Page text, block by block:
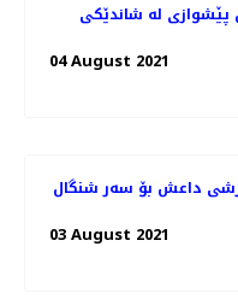
لە شاندێکی
04 August 2021
داعش بۆ سەر شنگال
03 August 2021